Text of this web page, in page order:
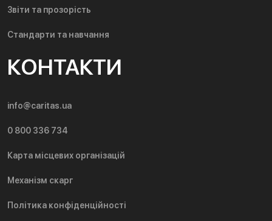
Звіти та прозорість
Стандарти та навчання
КОНТАКТИ
info@caritas.ua
0 800 336 734
Карта місцевих організацій
Механізм скарг
Політика конфіденційності